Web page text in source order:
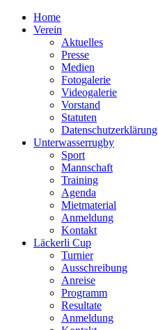
Home
Verein
Aktuelles
Presse
Medien
Fotogalerie
Videogalerie
Vorstand
Statuten
Datenschutzerklärung
Unterwasserrugby
Sport
Mannschaft
Training
Agenda
Mietmaterial
Anmeldung
Kontakt
Läckerli Cup
Turnier
Ausschreibung
Anreise
Programm
Resultate
Anmeldung